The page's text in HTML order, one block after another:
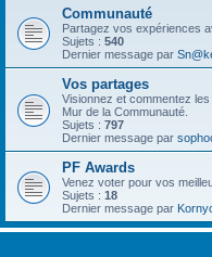
Communauté
Partagez vos expériences
Sujets : 540
Dernier message par
Vos partages
Visionnez et commentez
Mur de la Communauté.
Sujets : 797
Dernier message par
PF Awards
Venez voter pour vos
Sujets : 18
Dernier message par